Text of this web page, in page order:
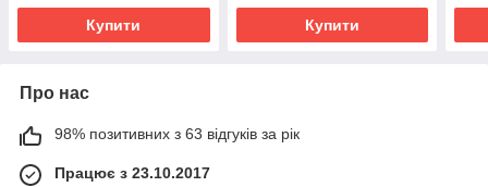
Купити Купити
Про нас
98% позитивних з 63 відгуків за рік
Працює з 23.10.2017